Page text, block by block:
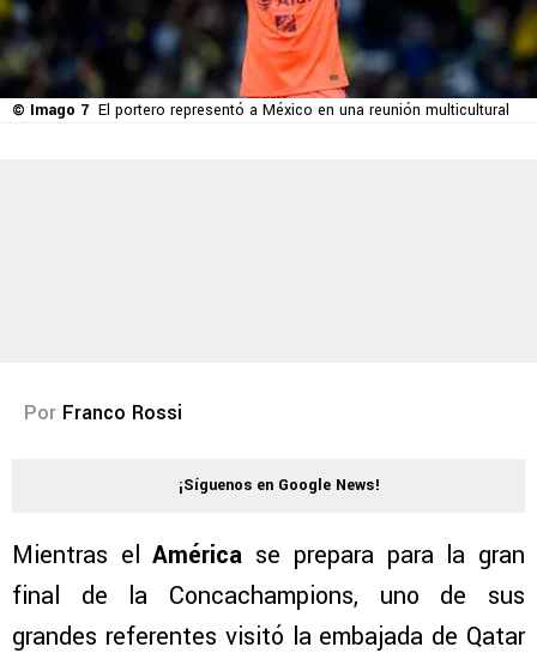
© Imago 7 El portero representó a México en una reunión multicultural
Por Franco Rossi
¡Síguenos en Google News!
Mientras elAmérica se prepara para la gran
final de la Concachampions, uno de sus
grandes referentes visitó la embajada de Qatar